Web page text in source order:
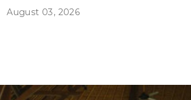
August 03, 2026